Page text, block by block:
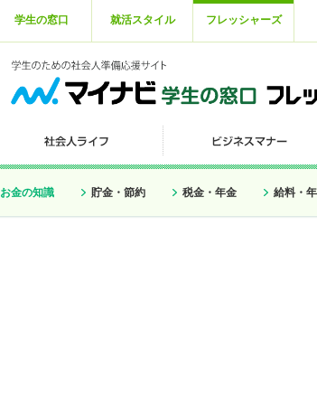
学生の窓口 就活スタイル フレッシャーズ
お金の知識 貯金・節約 税金・年金 給料・